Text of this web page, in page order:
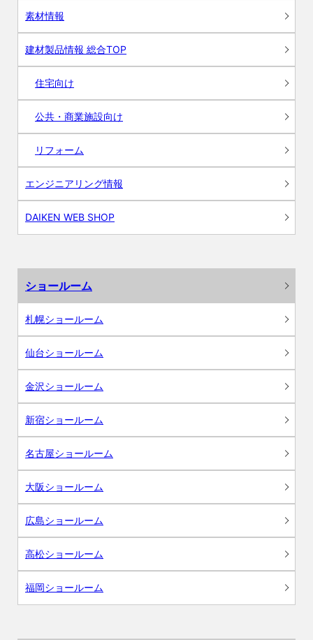
素材情報
建材製品情報 総合TOP
住宅向け
公共・商業施設向け
リフォーム
エンジニアリング情報
DAIKEN WEB SHOP
ショールーム
札幌ショールーム
仙台ショールーム
金沢ショールーム
新宿ショールーム
名古屋ショールーム
大阪ショールーム
広島ショールーム
高松ショールーム
福岡ショールーム